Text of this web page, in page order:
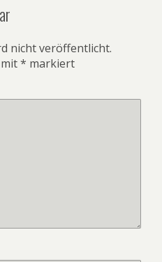
nicht veröffentlicht.
* markiert